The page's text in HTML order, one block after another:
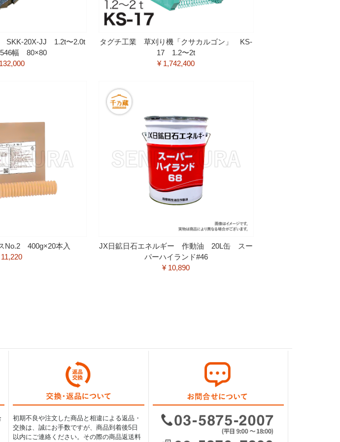
SKK-20X-JJ 1.2t〜2.0t
幅 80×80
タグチ工業 草刈り機「クサカルゴン」 KS-
17 1.2〜2t
¥ 1,742,400
No.2 400g×20本入
JX日鉱日石エネルギー 作動油 20L缶 スー
パーハイランド#46
¥ 10,890
初期不良や注文した商品と相違による返品・
交換は、誠にお手数ですが、商品到着後5日
以内にご連絡ください。その際の商品返送料